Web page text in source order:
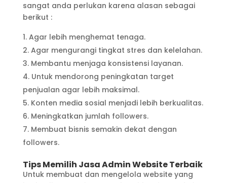
sangat anda perlukan karena alasan sebagai
berikut :
Agar lebih menghemat tenaga.
Agar mengurangi tingkat stres dan kelelahan.
Membantu menjaga konsistensi layanan.
Untuk mendorong peningkatan target
penjualan agar lebih maksimal.
Konten media sosial menjadi lebih berkualitas.
Meningkatkan jumlah followers.
Membuat bisnis semakin dekat dengan
followers.
Tips Memilih Jasa Admin Website Terbaik
Untuk membuat dan mengelola website yang